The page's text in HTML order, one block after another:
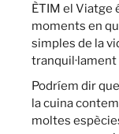
ÈTIM el Viatge
moments en
simples de la
tranquil·lament
Podríem dir
la cuina
moltes